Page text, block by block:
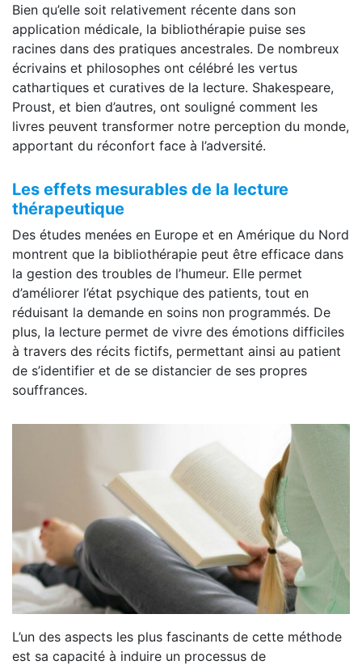
Bien qu’elle soit relativement récente dans son
application médicale, la bibliothérapie puise ses
racines dans des pratiques ancestrales. De nombreux
écrivains et philosophes ont célébré les vertus
cathartiques et curatives de la lecture. Shakespeare,
Proust, et bien d’autres, ont souligné comment les
livres peuvent transformer notre perception du monde,
apportant du réconfort face à l’adversité.
Les effets mesurables de la lecture
thérapeutique
Des études menées en Europe et en Amérique du Nord
montrent que la bibliothérapie peut être efficace dans
la gestion des troubles de l’humeur. Elle permet
d’améliorer l’état psychique des patients, tout en
réduisant la demande en soins non programmés. De
plus, la lecture permet de vivre des émotions difficiles
à travers des récits fictifs, permettant ainsi au patient
de s’identifier et de se distancier de ses propres
souffrances.
L’un des aspects les plus fascinants de cette méthode
est sa capacité à induire un processus de